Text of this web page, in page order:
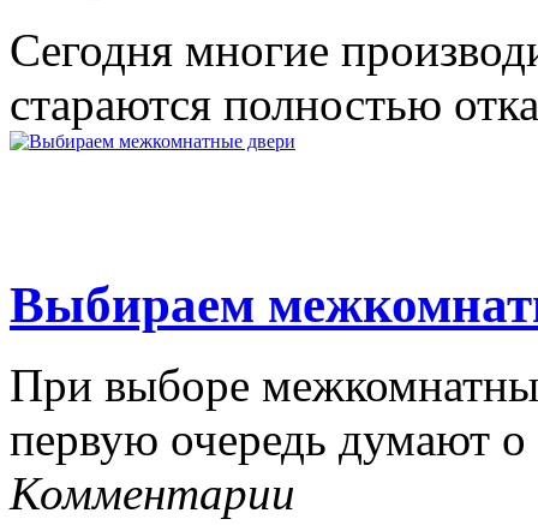
Сегодня многие
стараются полностью
Выбираем
При выборе
первую очередь думают
Комментарии